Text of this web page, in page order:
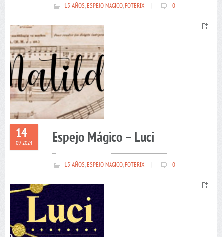
15 AÑOS,ESPEJO MAGICO,FOTERIX 0
14
09 2024 Espejo Mágico – Luci
15 AÑOS,ESPEJO MAGICO,FOTERIX 0